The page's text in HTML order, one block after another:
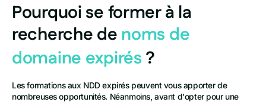
Pourquoi se former à la
recherche denoms de
domaine expirés?
Les formations aux NDD expirés peuvent vous apporter de
nombreuses opportunités. Néanmoins, avant d'opter pour une